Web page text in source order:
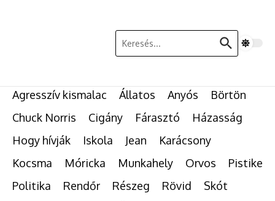
Keresés:
Agresszív kismalac Állatos Anyós
Börtön
Chuck Norris
Cigány Fárasztó
Házasság
Hogy hívják
Iskola Jean
Karácsony
Kocsma
Móricka Munkahely Orvos
Pistike
Politika
Rendőr Részeg Rövid
Skót